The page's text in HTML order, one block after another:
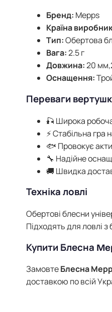
Бренд: Mepps
Країна
Тип:Обертова
Вага:2.5 г
Довжина:20
Оснащення:
Переваги
🎣 Широка
⚡ Стабільна гра
🐟 Провокує
🔧 Надійне
🚚 Швидка
Техніка ловлі
Обертові блесни
Підходять для ловлі
Купити Блесна
ЗамовтеБлесна
доставкою по всій